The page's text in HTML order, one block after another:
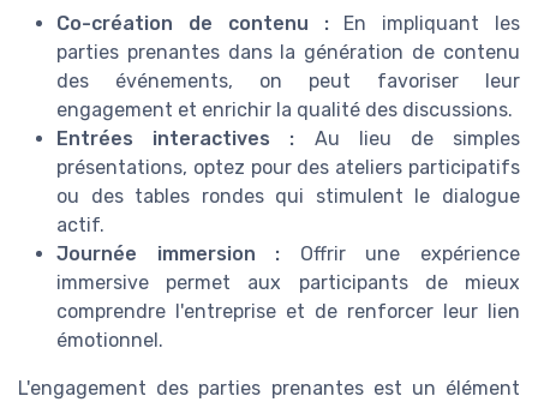
Co-création de contenu : En impliquant les
parties prenantes dans la génération de contenu
des événements, on peut favoriser leur
engagement et enrichir la qualité des discussions.
Entrées interactives : Au lieu de simples
présentations, optez pour des ateliers participatifs
ou des tables rondes qui stimulent le dialogue
actif.
Journée immersion : Offrir une expérience
immersive permet aux participants de mieux
comprendre l'entreprise et de renforcer leur lien
émotionnel.
L'engagement des parties prenantes est un élément